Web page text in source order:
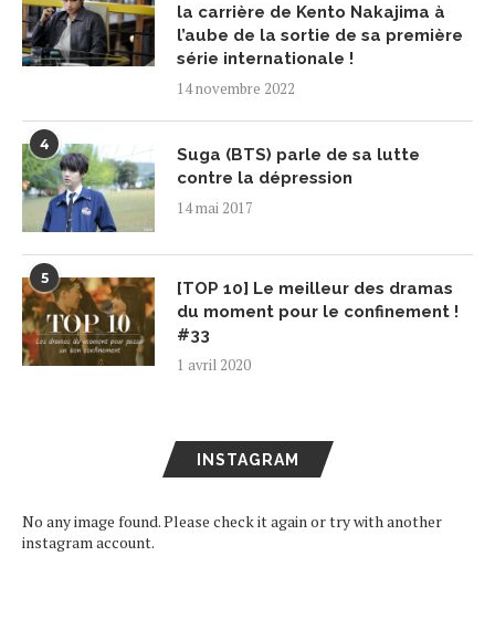
la carrière de Kento Nakajima à
l’aube de la sortie de sa première
série internationale !
14 novembre 2022
4
Suga (BTS) parle de sa lutte
contre la dépression
14 mai 2017
5
[TOP 10] Le meilleur des dramas
du moment pour le confinement !
#33
1 avril 2020
INSTAGRAM
No any image found. Please check it again or try with another
instagram account.